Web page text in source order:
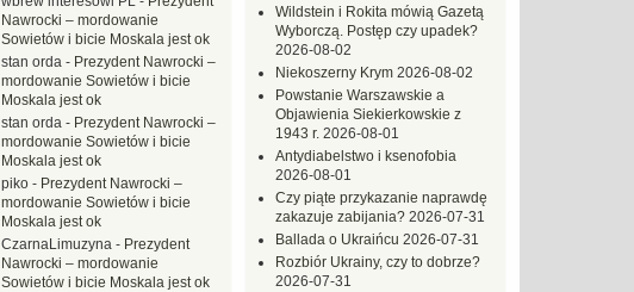
Wildstein i Rokita mówią Gazetą
Wyborczą. Postęp czy upadek?
2026-08-02
Niekoszerny Krym 2026-08-02
Powstanie Warszawskie a
Objawienia Siekierkowskie z
1943 r. 2026-08-01
Antydiabelstwo i ksenofobia
2026-08-01
Czy piąte przykazanie naprawdę
zakazuje zabijania? 2026-07-31
Ballada o Ukraińcu 2026-07-31
Rozbiór Ukrainy, czy to dobrze?
2026-07-31
Nawrocki – mordowanie
Sowietów i bicie Moskala jest ok
stan orda - Prezydent Nawrocki –
mordowanie Sowietów i bicie
Moskala jest ok
stan orda - Prezydent Nawrocki –
mordowanie Sowietów i bicie
Moskala jest ok
piko - Prezydent Nawrocki –
mordowanie Sowietów i bicie
Moskala jest ok
CzarnaLimuzyna - Prezydent
Nawrocki – mordowanie
Sowietów i bicie Moskala jest ok